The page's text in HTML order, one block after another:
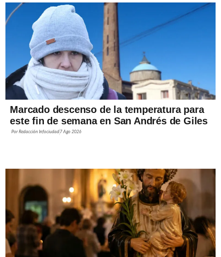
Marcado descenso de la temperatura para
este fin de semana en San Andrés de Giles
PorRedacción Infociudad 7 Ago 2026